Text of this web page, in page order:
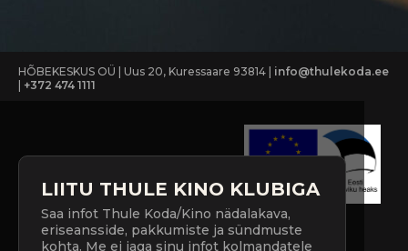
HÕBEKESKUS OÜ | Uus 20, Kuressaare 93814 | info@thulekoda.ee
| +372 474 1111
LIITU THULE KINO KLUBIGA
Saa infot Thule Koda/Kino nädalakava,
eriseansside, pakkumiste ja sündmuste
kohta. Me ei jaga sinu infot kolmandatele